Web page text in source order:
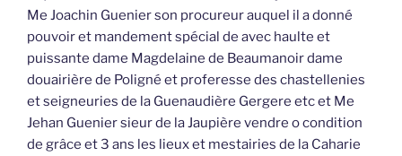
Me Joachin Guenier son procureur auquel il a donné
pouvoir et mandement spécial de avec haulte et
puissante dame Magdelaine de Beaumanoir dame
douairière de Poligné et proferesse des chastellenies
et seigneuries de la Guenaudière Gergere etc et Me
Jehan Guenier sieur de la Jaupière vendre o condition
de grâce et 3 ans les lieux et mestairies de la Caharie